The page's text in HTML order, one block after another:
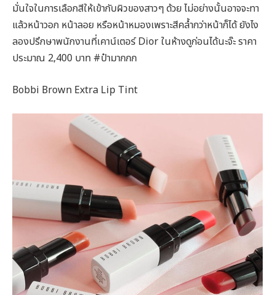
มั่นใจในการเลือกสีให้เข้ากับผิวของสาวๆ ด้วย ไม่อย่างนั้นอาจจะทา
แล้วหน้าวอก หน้าลอย หรือหน้าหมองเพราะสีคล้ำกว่าหน้าก็ได้ ยังไง
ลองปรึกษาพนักงานที่เคาน์เตอร์ Dior ในห้างดูก่อนได้นะจ๊ะ ราคา
ประมาณ 2,400 บาท #ป๋ามากกก
Bobbi Brown Extra Lip Tint